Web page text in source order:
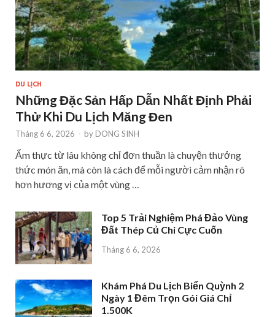
DU LỊCH
Những Đặc Sản Hấp Dẫn Nhất Định Phải
Thử Khi Du Lịch Măng Đen
Tháng 6 6, 2026 - by DONG SINH
Ẩm thực từ lâu không chỉ đơn thuần là chuyện thưởng
thức món ăn, mà còn là cách để mỗi người cảm nhận rõ
hơn hương vị của một vùng …
Top 5 Trải Nghiệm Phá Đảo Vùng
Đất Thép Củ Chi Cực Cuốn
Tháng 6 6, 2026
Khám Phá Du Lịch Biển Quỳnh 2
Ngày 1 Đêm Trọn Gói Giá Chỉ
1.500K